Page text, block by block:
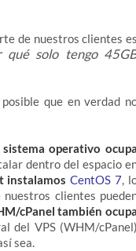
de nuestros clientes es
qué solo tengo
que en verdad
sistema operativo ocupa
dentro del espacio
instalamosCentOS 7,
nuestros clientes
cPanel también ocupa
del VPS (WHM/cPanel)
sea.